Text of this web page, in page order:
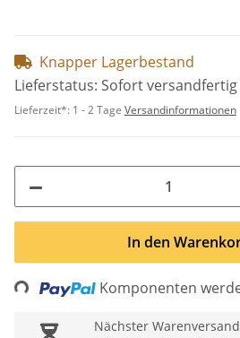
Knapper Lagerbestand
Lieferstatus: Sofort versandfertig
Lieferzeit*: 1 - 2 Tage Versandinformationen
In den
Loading... Komponenten
Nächster